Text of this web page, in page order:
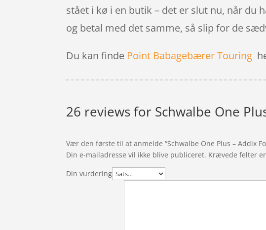
stået i kø i en butik – det er slut nu, når du
og betal med det samme, så slip for de
Du kan finde Point Babagebærer Touring
26 reviews for Schwalbe One
Vær den første til at anmelde “Schwalbe One Plus – Addix
Din e-mailadresse vil ikke blive publiceret. Krævede felter
Din vurdering